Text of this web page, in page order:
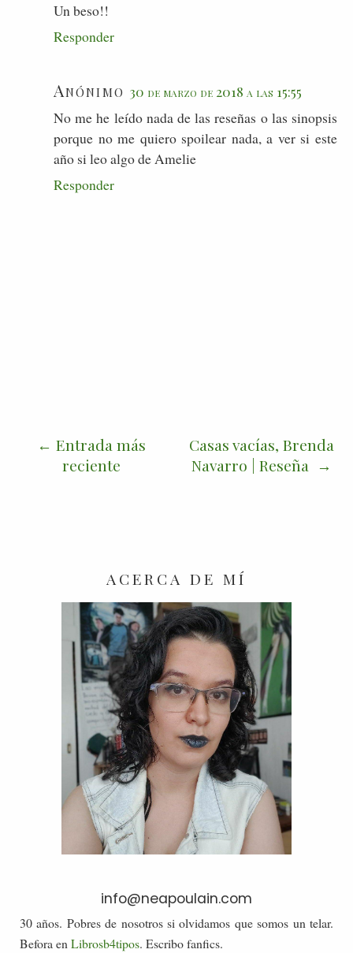
Un beso!!
Responder
Anónimo 30 de marzo de 2018 a las 15:55
No me he leído nada de las reseñas o las sinopsis
porque no me quiero spoilear nada, a ver si este
año si leo algo de Amelie
Responder
Entrada más
reciente
Casas vacías, Brenda
Navarro | Reseña
ACERCA DE MÍ
info@neapoulain.com
30 años. Pobres de nosotros si olvidamos que somos un telar.
Befora en Librosb4tipos. Escribo fanfics.